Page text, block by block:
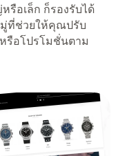
รือเล็ก ก็รองรับได้
ที่ช่วยให้คุณปรับ
รือโปรโมชั่นตาม